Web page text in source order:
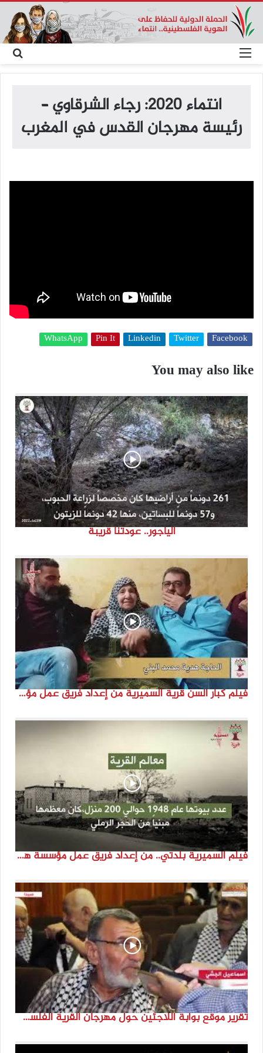
عن
انتماء 2020: رجاء الشرقاوي –
رئيسة مهرجان القدس في المغرب
Facebook
Twitter
Linkedin
Pin It
WhatsApp
You may also like
الياجور.. عودتنا قريبة
فيلم كبار السن قرية السميرية من إعداد فريق عمل مؤسسة هوية
فيلم السميرية بلدتي.. من إعداد فريق عمل مؤسسة هوية
تقرير موقع بوابة اللاجئين حول مهرجان القرية الفلسطينية ( السميرية بلدتي)